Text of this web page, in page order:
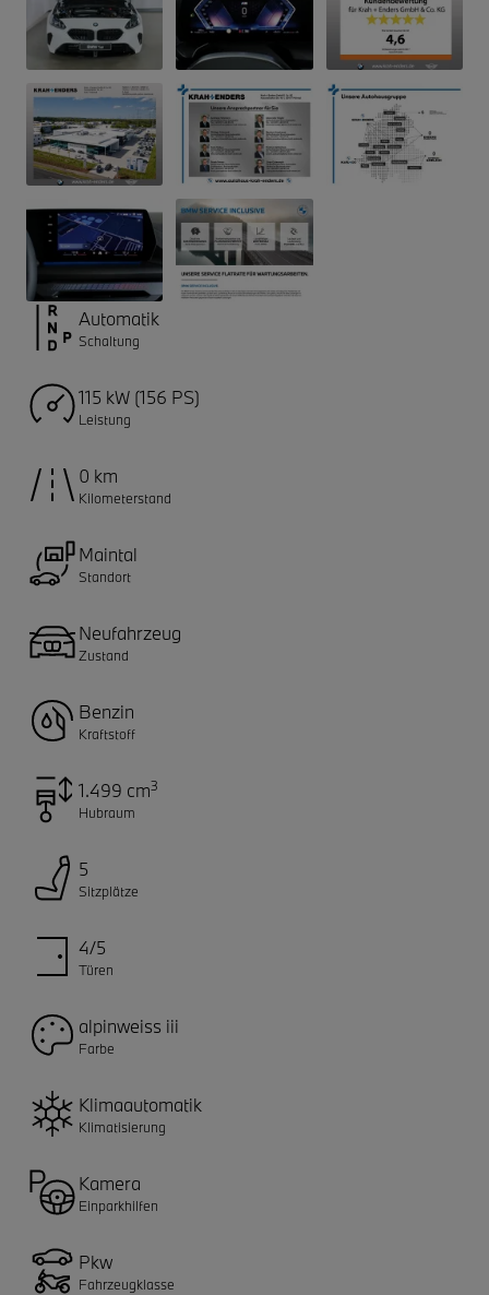
Automatik
Schaltung
115 kW (156 PS)
Leistung
0 km
Kilometerstand
Maintal
Standort
Neufahrzeug
Zustand
Benzin
Kraftstoff
1.499 cm3
Hubraum
5
Sitzplätze
4/5
Türen
alpinweiss iii
Farbe
Klimaautomatik
Klimatisierung
Kamera
Einparkhilfen
Pkw
Fahrzeugklasse